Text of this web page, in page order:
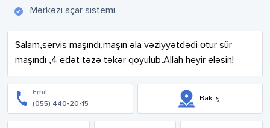
Mərkəzi açar sistemi
Salam,servis maşındı,maşın əla vəziyyətdədi оtur sür
maşındı ,4 edət təzə təkər qoyulub.Allah heyir eləsin!
Emil
(055) 440-20-15
Bakı ş.